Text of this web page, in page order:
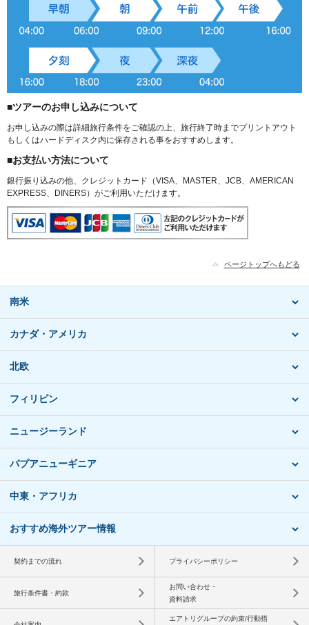
■ツアーのお申し込みについて
お申し込みの際は詳細旅行条件をご確認の上、旅行終了時までプリントアウト
もしくはハードディスク内に保存される事をおすすめします。
■お支払い方法について
銀行振り込みの他、クレジットカード（VISA、MASTER、JCB、AMERICAN
EXPRESS、DINERS）がご利用いただけます。
ページトップへもどる
南米
カナダ・アメリカ
北欧
フィリピン
ニュージーランド
パプアニューギニア
中東・アフリカ
おすすめ海外ツアー情報
契約までの流れ プライバシーポリシー
旅行条件書・約款
お問い合わせ・
資料請求
エアトリグループの約束/行動指